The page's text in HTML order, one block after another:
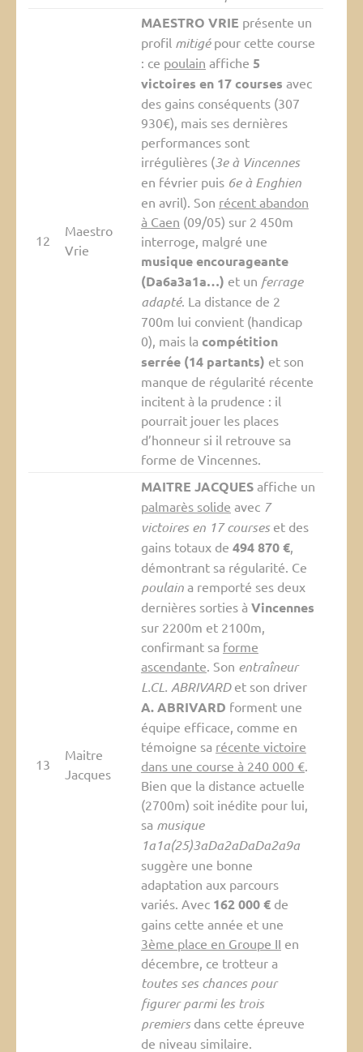
12
Maestro
Vrie
MAESTRO VRIE présente un
profil mitigépour cette course
: ce poulain affiche 5
victoires en 17 courses avec
des gains conséquents (307
930€), mais ses dernières
performances sont
irrégulières (3e à Vincennes
en février puis 6e à Enghien
en avril). Son récent abandon
à Caen (09/05) sur 2 450m
interroge, malgré une
musique encourageante
(Da6a3a1a…) et un ferrage
adapté. La distance de 2
700m lui convient (handicap
0), mais la compétition
serrée (14 partants) et son
manque de régularité récente
incitent à la prudence : il
pourrait jouer les places
d’honneur si il retrouve sa
forme de Vincennes.
13
Maitre
Jacques
MAITRE JACQUESaffiche un
palmarès solide avec 7
victoires en 17 courseset des
gains totaux de 494 870 €,
démontrant sa régularité. Ce
poulaina remporté ses deux
dernières sorties à Vincennes
sur 2200m et 2100m,
confirmant sa forme
ascendante. Son entraîneur
L.CL. ABRIVARDet son driver
A. ABRIVARD forment une
équipe efficace, comme en
témoigne sa récente victoire
dans une course à 240 000 €.
Bien que la distance actuelle
(2700m) soit inédite pour lui,
sa musique
1a1a(25)3aDa2aDaDa2a9a
suggère une bonne
adaptation aux parcours
variés. Avec 162 000 €de
gains cette année et une
3ème place en Groupe II en
décembre, ce trotteur a
toutes ses chances pour
figurer parmi les trois
premiersdans cette épreuve
de niveau similaire.